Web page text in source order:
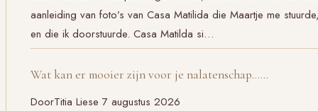
aanleiding van foto’s van Casa Matilida die Maartje me
en die ik doorstuurde. Casa Matilda si…
Wat kan er mooier zijn voor je nalatenschap……
DoorTitia Liese 7 augustus 2026